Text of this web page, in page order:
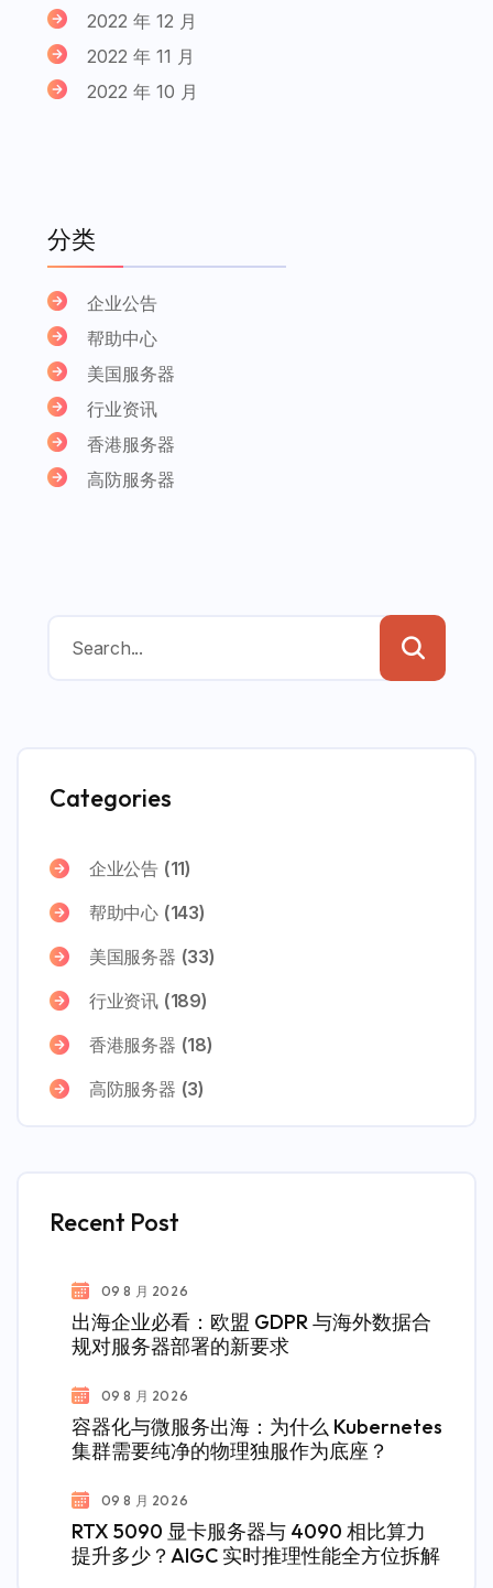
2022 年 12 月
2022 年 11 月
2022 年 10 月
分类
企业公告
帮助中心
美国服务器
行业资讯
香港服务器
高防服务器
Categories
企业公告 (11)
帮助中心 (143)
美国服务器 (33)
行业资讯 (189)
香港服务器 (18)
高防服务器 (3)
Recent Post
09 8 月 2026
出海企业必看：欧盟 GDPR 与海外数据合
规对服务器部署的新要求
09 8 月 2026
容器化与微服务出海：为什么 Kubernetes
集群需要纯净的物理独服作为底座？
09 8 月 2026
RTX 5090 显卡服务器与 4090 相比算力
提升多少？AIGC 实时推理性能全方位拆解